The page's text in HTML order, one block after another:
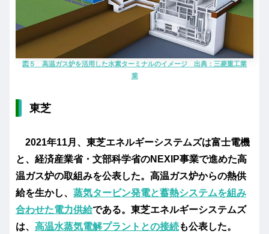
図５ 高温ガス炉を活用した水素ターミナルのイメージ 出典：三菱重工業
業
東芝
2021年11月、東芝エネルギーシステムズは富士電機
と、経済産業省・文部科学省のNEXIP事業で進めた高
温ガス炉の取組みを公表した。高温ガス炉からの熱供
給を生かし、 蒸気タービン発電と蓄熱システムを組み
合わせた電力供給である。東芝エネルギーシステムズ
は、 高温水蒸気電解プラントとの接続も公表した。